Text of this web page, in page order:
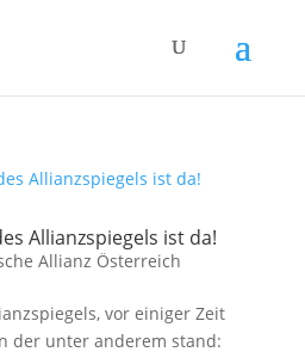
Allianzspiegels ist da!
Allianz Österreich
vor einiger Zeit
der unter anderem stand: